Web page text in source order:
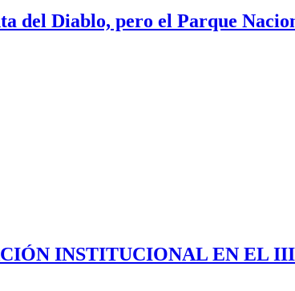
del Diablo, pero el Parque
INSTITUCIONAL EN EL